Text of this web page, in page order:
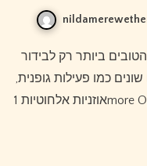
כמו פעילות גופנית,
אוזניות אלחוטיות 1more Open Ear דגם S51 משחק, אוזניות 1more